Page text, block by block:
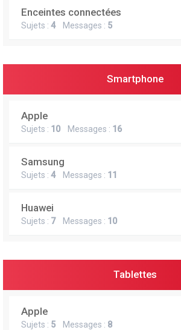
Enceintes connectées
Sujets : 4Messages : 5
Smartphone
Apple
Sujets : 10 Messages : 16
Samsung
Sujets : 4Messages : 11
Huawei
Sujets : 7Messages : 10
Tablettes
Apple
Sujets : 5 Messages : 8